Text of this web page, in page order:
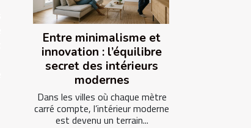
Entre minimalisme et
innovation : l’équilibre
secret des intérieurs
modernes
Dans les villes où chaque mètre
carré compte, l’intérieur moderne
est devenu un terrain...